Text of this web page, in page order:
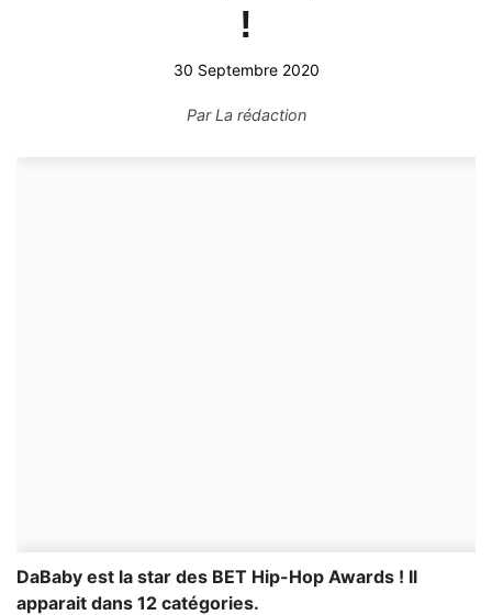
!
30 Septembre 2020
ParLa rédaction
DaBaby est la star des BET Hip-Hop Awards ! Il
apparait dans 12 catégories.